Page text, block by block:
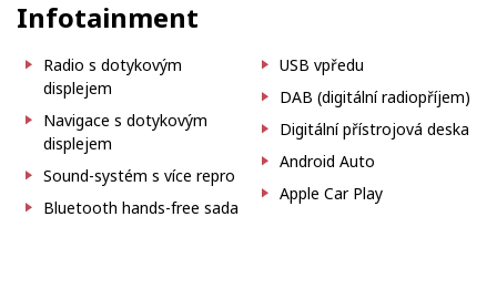
Infotainment
Radio s dotykovým
displejem
Navigace s dotykovým
displejem
Sound-systém s více repro
Bluetooth hands-free sada
USB vpředu
DAB (digitální radiopříjem)
Digitální přístrojová deska
Android Auto
Apple Car Play